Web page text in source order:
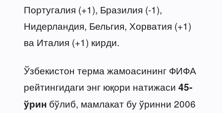
Португалия (+1), Бразилия (-1),
Нидерландия, Бельгия, Хорватия (+1)
ва Италия (+1) кирди.
Ўзбекистон терма жамоасининг ФИФА
рейтингидаги энг юқори натижаси 45-
ўрин бўлиб, мамлакат бу ўринни 2006